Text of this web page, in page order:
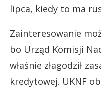
lipca, kiedy to ma
Zainteresowanie
bo Urząd Komisji
właśnie złagodził
kredytowej. UKNF